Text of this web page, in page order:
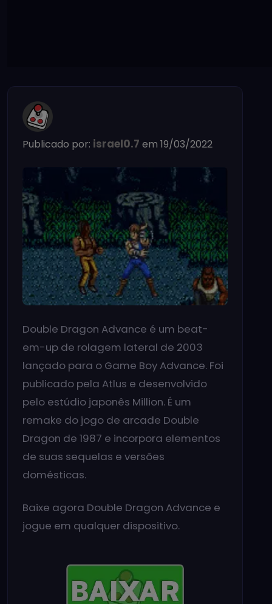
Publicado por: israel0.7 em 19/03/2022
Double Dragon Advance é um beat-
em-up de rolagem lateral de 2003
lançado para o Game Boy Advance. Foi
publicado pela Atlus e desenvolvido
pelo estúdio japonês Million. É um
remake do jogo de arcade Double
Dragon de 1987 e incorpora elementos
de suas sequelas e versões
domésticas.
Baixe agora Double Dragon Advance e
jogue em qualquer dispositivo.